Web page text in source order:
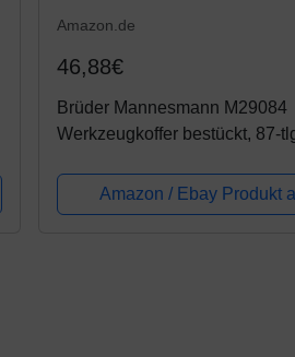
Amazon.de
46,88€
Brüder Mannesmann M29084
Werkzeugkoffer bestückt, 87-
Amazon / Ebay Produkt